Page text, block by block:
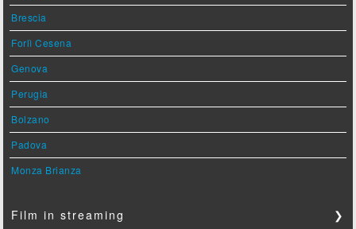
Brescia
Forlì Cesena
Genova
Perugia
Bolzano
Padova
Monza Brianza
Film in streaming ❯